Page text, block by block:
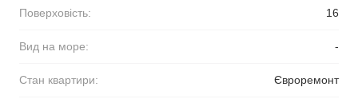
Поверховість: 16
Вид на море: -
Стан квартири: Євроремонт